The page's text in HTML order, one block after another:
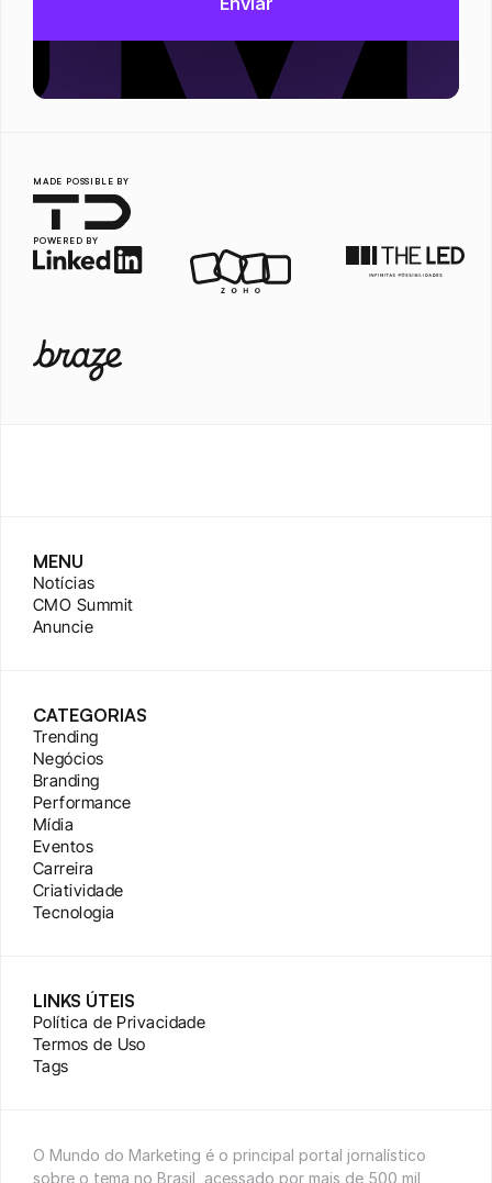
MADE POSSIBLE BY
POWERED BY
MENU
Notícias
CMO Summit
Anuncie
CATEGORIAS
Trending
Negócios
Branding
Performance
Mídia
Eventos
Carreira
Criatividade
Tecnologia
LINKS ÚTEIS
Política de Privacidade
Termos de Uso
Tags
O Mundo do Marketing é o principal portal jornalístico
sobre o tema no Brasil, acessado por mais de 500 mil